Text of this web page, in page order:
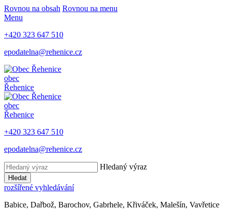
Rovnou na obsah Rovnou na menu
Menu
+420 323 647 510
epodatelna@rehenice.cz
obec
Řehenice
obec
Řehenice
+420 323 647 510
epodatelna@rehenice.cz
Hledaný výraz
Hledat
rozšířené vyhledávání
Babice, Dařbož, Barochov, Gabrhele, Křiváček, Malešín, Vavřetice